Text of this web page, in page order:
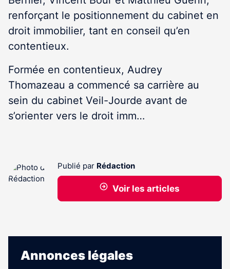
renforçant le positionnement du cabinet en
droit immobilier, tant en conseil qu’en
contentieux.
Formée en contentieux, Audrey
Thomazeau a commencé sa carrière au
sein du cabinet Veil-Jourde avant de
s’orienter vers le droit imm…
Publié par Rédaction
Voir les articles
Annonces légales